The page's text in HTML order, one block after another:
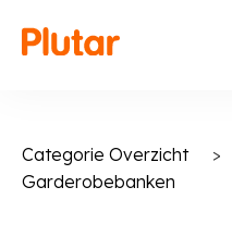
Categorie Overzicht
Garderobebanken